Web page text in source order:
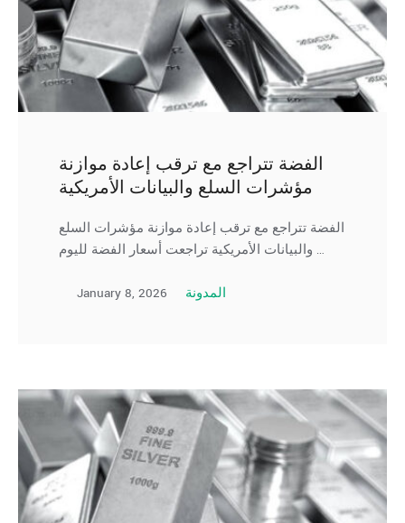
الفضة تتراجع مع ترقب إعادة موازنة
مؤشرات السلع والبيانات الأمريكية
الفضة تتراجع مع ترقب إعادة موازنة مؤشرات السلع
والبيانات الأمريكية تراجعت أسعار الفضة لليوم …
January 8, 2026 المدونة